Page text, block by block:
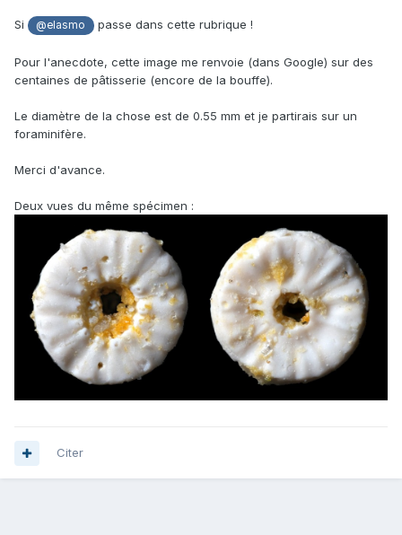
Si @elasmo passe dans cette rubrique !
Pour l'anecdote, cette image me renvoie (dans Google) sur des
centaines de pâtisserie (encore de la bouffe).
Le diamètre de la chose est de 0.55 mm et je partirais sur un
foraminifère.
Merci d'avance.
Deux vues du même spécimen :
Citer